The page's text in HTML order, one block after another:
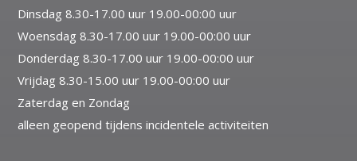
Dinsdag 8.30-17.00 uur 19.00-00:00 uur
Woensdag 8.30-17.00 uur 19.00-00:00 uur
Donderdag 8.30-17.00 uur 19.00-00:00 uur
Vrijdag 8.30-15.00 uur 19.00-00:00 uur
Zaterdag en Zondag
alleen geopend tijdens incidentele activiteiten